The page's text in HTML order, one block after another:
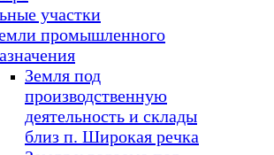
участки
промышленного
Земля под
производственную
деятельность и склады
близ п. Широкая речка